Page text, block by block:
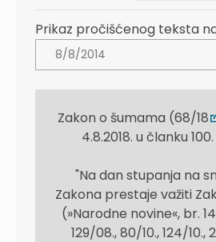
Prikaz pročišćenog teksta
Zakon o šumama (68/18
4.8.2018. u članku
"Na dan stupanja na
Zakona prestaje važiti
(»Narodne novine«, br.
129/08., 80/10., 124/10.,